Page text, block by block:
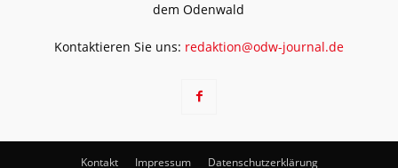
dem Odenwald
Kontaktieren Sie uns: redaktion@odw-journal.de
Kontakt Impressum Datenschutzerklärung